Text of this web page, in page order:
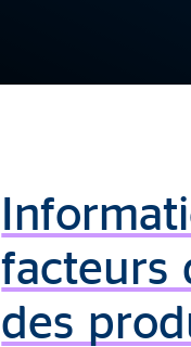
facteurs
des